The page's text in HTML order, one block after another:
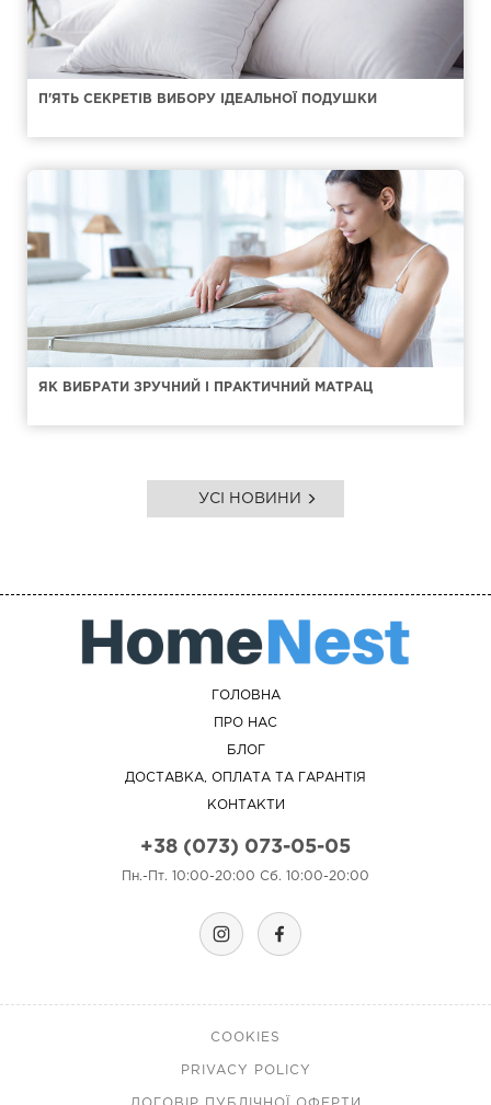
П'ЯТЬ СЕКРЕТІВ ВИБОРУ ІДЕАЛЬНОЇ ПОДУШКИ
ЯК ВИБРАТИ ЗРУЧНИЙ І ПРАКТИЧНИЙ МАТРАЦ
УСІ НОВИНИ
ГОЛОВНА
ПРО НАС
БЛОГ
ДОСТАВКА, ОПЛАТА ТА ГАРАНТІЯ
КОНТАКТИ
+38 (073) 073-05-05
Пн.-Пт. 10:00-20:00 Сб. 10:00-20:00
COOKIES
PRIVACY POLICY